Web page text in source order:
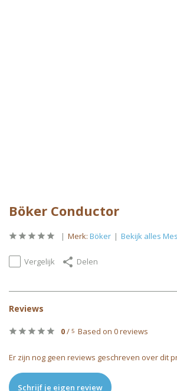
Böker Conductor
Merk: Böker Bekijk alles
Vergelijk Delen
Reviews
0/ 5 Based on 0 reviews
Er zijn nog geen reviews geschreven over dit
Schrijf je eigen review